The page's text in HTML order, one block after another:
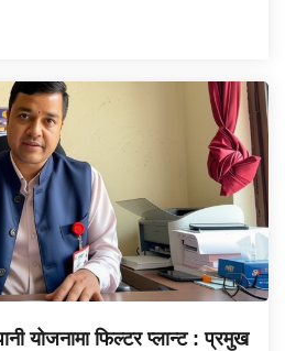
योजनामा फिल्टर प्लान्ट : प्रमुख